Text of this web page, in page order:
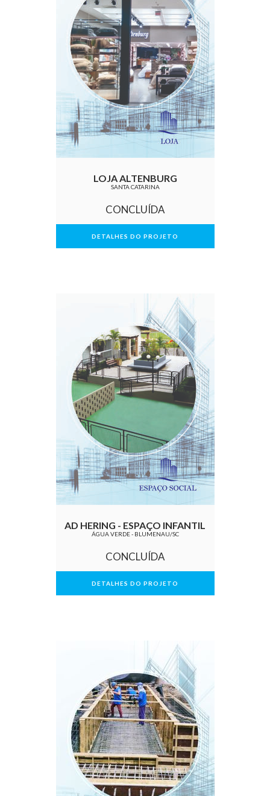
LOJA ALTENBURG
SANTA CATARINA
CONCLUÍDA
DETALHES DO PROJETO
AD HERING - ESPAÇO INFANTIL
ÁGUA VERDE - BLUMENAU/SC
CONCLUÍDA
DETALHES DO PROJETO